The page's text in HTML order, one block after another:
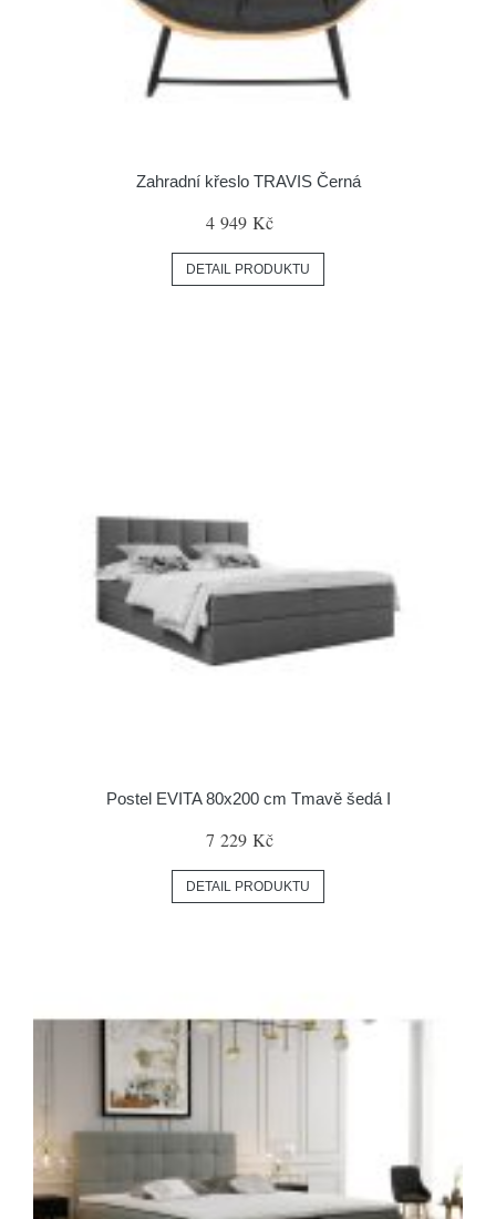
Zahradní křeslo TRAVIS Černá
4 949 Kč
DETAIL PRODUKTU
Postel EVITA 80x200 cm Tmavě šedá I
7 229 Kč
DETAIL PRODUKTU